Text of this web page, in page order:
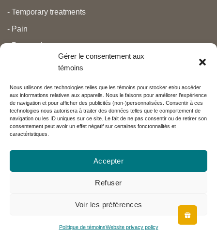
Gérer le consentement aux
témoins
Nous utilisons des technologies telles que les témoins pour stocker et/ou accéder
aux informations relatives aux appareils. Nous le faisons pour améliorer l’expérience
de navigation et pour afficher des publicités (non-)personnalisées. Consentir à ces
technologies nous autorisera à traiter des données telles que le comportement de
navigation ou les ID uniques sur ce site. Le fait de ne pas consentir ou de retirer son
consentement peut avoir un effet négatif sur certaines fonctonnalités et
caractéristiques.
Accepter
Refuser
Voir les préférences
Politique de témoinsWebsite privacy policy
- Temporary treatments
- Pain
- Personal care
Nos partenaires
Visa MasterCard
Copyright 2026 ©Emeu Charlevoix™